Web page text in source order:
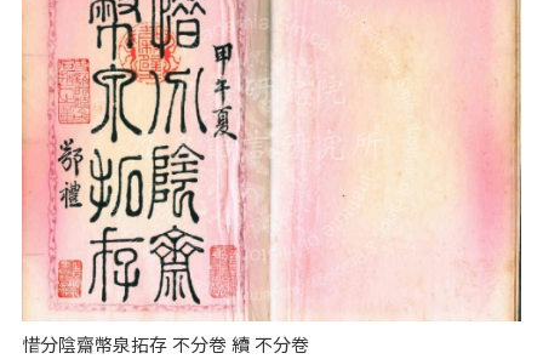
惜分陰齋幣泉拓存 不分卷 續 不分卷